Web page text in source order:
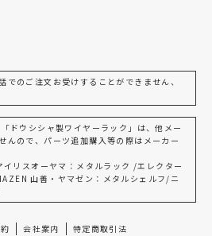
でのご注文お受けすることができません、
ドウシシャ製ワイヤーラック」は、他メー
んので、パーツ追加購入等の際はメーカー
リスオーヤマ：メタルラック /エレクター
山善・ヤマゼン：メタルシェルフ/ニ
会社案内 特定商取引法